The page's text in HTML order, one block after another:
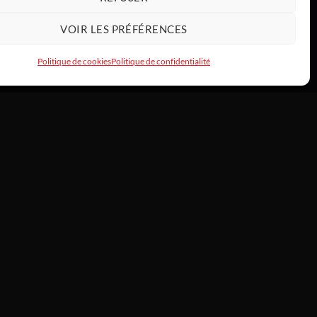
VOIR LES PRÉFÉRENCES
Politique de cookiesPolitique de confidentialité